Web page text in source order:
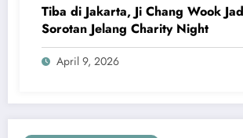
Tiba di Jakarta, Ji Chang Wook
Sorotan Jelang Charity Night
April 9, 2026